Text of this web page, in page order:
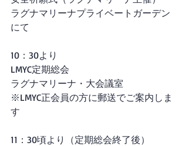
ラグナマリーナプライベートガーデン
にて
10：30より
LMYC定期総会
ラグナマリーナ・大会議室
※LMYC正会員の方に郵送でご案内しま
す
11：30頃より（定期総会終了後）